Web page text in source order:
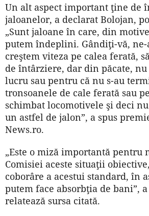
Un alt aspect important ţine de
jaloanelor, a declarat Bolojan,
„Sunt jaloane în care, din
putem îndeplini. Gândiţi-vă, ne-
creştem viteza pe calea ferată,
de întârziere, dar din păcate, nu
lucru sau pentru că nu s-au
tronsoanele de cale ferată sau
schimbat locomotivele şi deci
un astfel de jalon”, a spus
News.ro.
„Este o miză importantă pentru
Comisiei aceste situaţii
coborâre a acestui standard, în
putem face absorbţia de bani”,
relatează sursa citată.